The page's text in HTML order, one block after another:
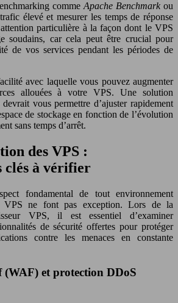
comme Apache Benchmark ou
élevé et mesurer les temps de réponse
particulière à la façon dont le VPS
soudains, car cela peut être crucial pour
de vos services pendant les périodes de
avec laquelle vous pouvez augmenter
allouées à votre VPS. Une solution
vous permettre d’ajuster rapidement
de stockage en fonction de l’évolution
sans temps d’arrêt.
des VPS :
clés à vérifier
fondamental de tout environnement
VPS ne font pas exception. Lors de la
VPS, il est essentiel d’examiner
de sécurité offertes pour protéger
contre les menaces en constante
et protection DDoS